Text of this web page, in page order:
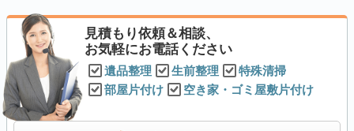
見積もり依頼＆相談、
お気軽にお電話ください
遺品整理 生前整理
特殊清掃
部屋片付け
空き家・ゴミ屋敷片付け